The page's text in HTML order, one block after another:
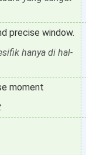
precise window.
hanya di hal-
moment